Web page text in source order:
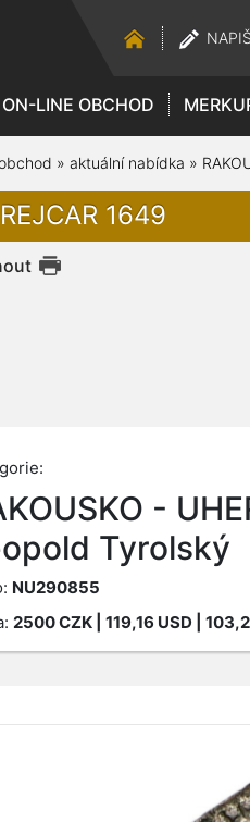
ON-LINE OBCHOD
» aktuální nabídka »
1649
-
Tyrolský
NU290855
2500CZK| 119,16 USD |